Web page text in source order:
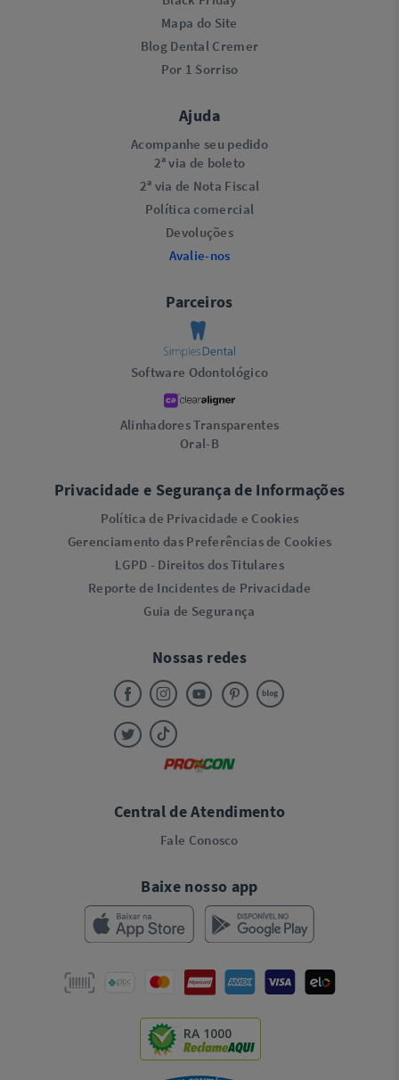
Mapa do Site
Blog Dental Cremer
Por 1 Sorriso
Ajuda
Acompanhe seu pedido
2ª via de boleto
2ª via de Nota Fiscal
Política comercial
Devoluções
Avalie-nos
Parceiros
Software Odontológico
Alinhadores Transparentes
Oral-B
Privacidade e Segurança de Informações
Política de Privacidade e Cookies
Gerenciamento das Preferências de Cookies
LGPD - Direitos dos Titulares
Reporte de Incidentes de Privacidade
Guia de Segurança
Nossas redes
Central de Atendimento
Fale Conosco
Baixe nosso app
RA 1000